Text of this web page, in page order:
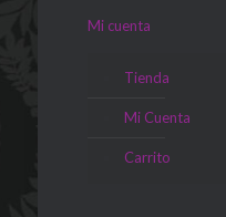
Mi cuenta
Tienda
Mi Cuenta
Carrito